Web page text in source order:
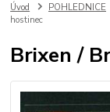
Úvod POHLEDNICE
hostinec
Brixen /